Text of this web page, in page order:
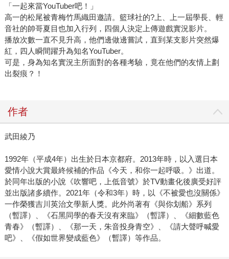
「一起來當YouTuber吧！」
高一的松尾被青梅竹馬織田邀請。籃球社的?上、上一屆學長、輕
音社的帥哥夏目也加入行列，四個人決定上傳遊戲實況影片。
播放次數一直不見升高，他們邊做邊嘗試，直到某支影片突然爆
紅，四人瞬間躍升為知名YouTuber。
可是，身為知名實況主所面對的各種考驗，竟在他們的友情上劃
出裂痕？！
作者
武田綾乃
1992年（平成4年）出生於日本京都府。2013年時，以入選日本
愛情小說大賞最終候補的作品《今天，和你一起呼吸。》出道。
於同年出版的小說《吹響吧，上低音號》於TV動畫化後廣受好評
並出版諸多續作。2021年（令和3年）時，以《不被愛也沒關係》
一作榮獲吉川英治文學新人獎。此外尚著有《與你划船》系列
（暫譯）、《石黑同學的春天沒有來臨》（暫譯）、《細數藍色
青春》（暫譯）、《那一天，朱音投身青空》、《請大聲呼喊愛
吧》、《假如世界變成藍色》（暫譯）等作品。